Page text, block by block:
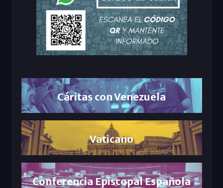
Cáritas con Venezuela
Vaticano
Conferencia Episcopal Española